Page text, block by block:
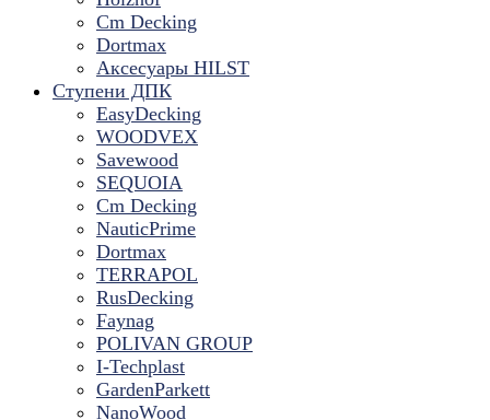
Cm Decking
Dortmax
Аксесуары HILST
Ступени ДПК
EasyDecking
WOODVEX
Savewood
SEQUOIA
Cm Decking
NauticPrime
Dortmax
TERRAPOL
RusDecking
Faynag
POLIVAN GROUP
I-Techplast
GardenParkett
NanoWood